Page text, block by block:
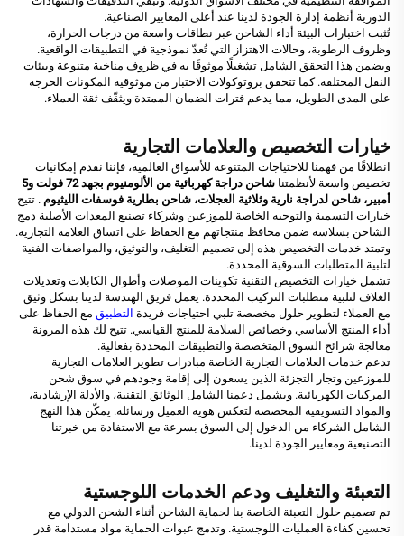
الدورية أنظمة إدارة الجودة لدينا عند أعلى المعايير الصناعية.
تُثبت اختبارات البيئة أداء الشاحن عبر نطاقات واسعة من درجات الحرارة،
وظروف الرطوبة، وحالات الاهتزاز التي تُعدّ نموذجية في التطبيقات الواقعية.
ويضمن هذا التحقق الشامل تشغيلًا موثوقًا به في ظروف مناخية متنوعة وبيئات
النقل المختلفة. كما تتحقق بروتوكولات الاختبار من موثوقية المكونات الحرجة
على المدى الطويل، مما يدعم فترات الضمان الممتدة ويثقّف ثقة العملاء.
خيارات التخصيص والعلامات التجارية
انطلاقًا من فهمنا للاحتياجات المتنوعة للأسواق العالمية، فإننا نقدم إمكانيات
تخصيص واسعة لأنظمتنا
شاحن دراجة كهربائية من الألومنيوم بجهد 72 فولت و5
أمبير، شاحن لدراجة نارية وثلاثية العجلات، شاحن بطارية فوسفات الليثيوم . تتيح
خيارات التسمية والتوجيه الخاصة للموزعين وشركاء تصنيع المعدات الأصلية دمج
الشاحن بسلاسة ضمن محافظ منتجاتهم مع الحفاظ على اتساق العلامة التجارية.
وتمتد خدمات التخصيص هذه إلى تصميم التغليف، والتوثيق، والمواصفات الفنية
لتلبية المتطلبات السوقية المحددة.
تشمل خيارات التخصيص التقنية تكوينات الموصلات وأطوال الكابلات وتعديلات
الغلاف لتلبية متطلبات التركيب المحددة. يعمل فريق الهندسة لدينا بشكل وثيق
مع العملاء لتطوير حلول مخصصة تلبي احتياجات فريدة التطبيق مع الحفاظ على
أداء المنتج الأساسي وخصائص السلامة للمنتج القياسي. تتيح لك هذه المرونة
معالجة شرائح السوق المتخصصة والتطبيقات المحددة بفعالية.
تدعم خدمات العلامات التجارية الخاصة مبادرات تطوير العلامات التجارية
للموزعين وتجار التجزئة الذين يسعون إلى إقامة وجودهم في سوق شحن
المركبات الكهربائية. ويشمل دعمنا الشامل الوثائق التقنية، والأدلة الإرشادية،
والمواد التسويقية المخصصة لتعكس هوية العميل ورسائله. يمكّن هذا النهج
الشامل الشركاء من الدخول إلى السوق بسرعة مع الاستفادة من خبرتنا
التصنيعية ومعايير الجودة لدينا.
التعبئة والتغليف ودعم الخدمات اللوجستية
تم تصميم حلول التعبئة الخاصة بنا لحماية الشاحن أثناء الشحن الدولي مع
تحسين كفاءة العمليات اللوجستية. وتدمج عبوات الحماية مواد مستدامة قدر